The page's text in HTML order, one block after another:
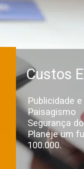
Custos
Publicidade
Paisagismo
Segurança
Planeje um
100.000.